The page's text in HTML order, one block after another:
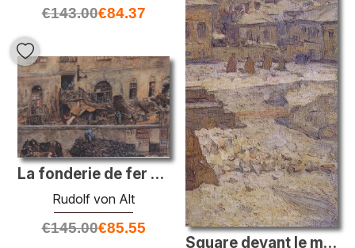
€143.00€84.37
Square devant le musée des beaux-arts à Moscou
La fonderie de fer dans Skodagasse kitschelt à Vienne
Rudolf von Alt
€145.00€85.55